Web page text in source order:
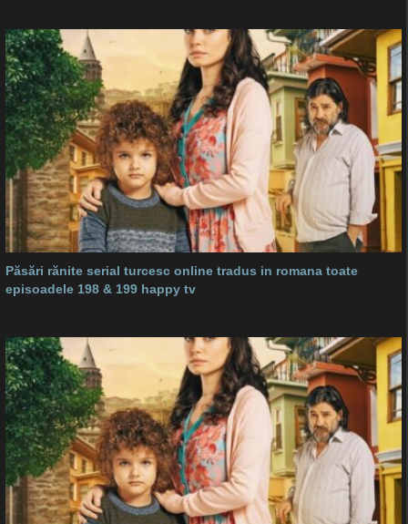
Păsări rănite serial turcesc online tradus in romana toate
episoadele 198 & 199 happy tv